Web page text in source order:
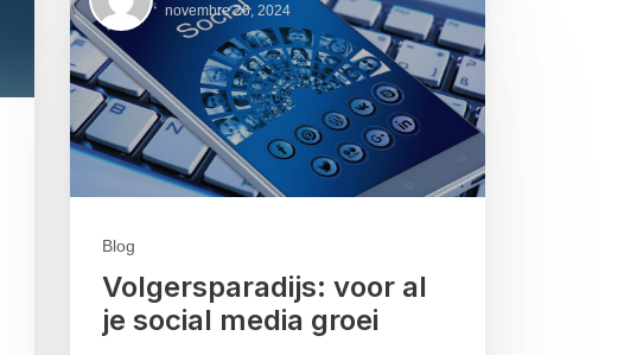
novembre 26, 2024
Blog
Volgersparadijs: voor al
je social media groei